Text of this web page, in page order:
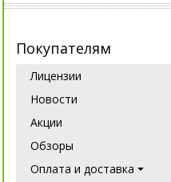
Покупателям
Лицензии
Новости
Акции
Обзоры
Оплата и доставка